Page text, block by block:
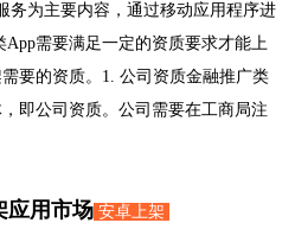
务为主要内容，通过移动应用程序进
需要满足一定的资质要求才能上
要的资质。1. 公司资质金融推广类
即公司资质。公司需要在工商局注
应用市场 安卓上架